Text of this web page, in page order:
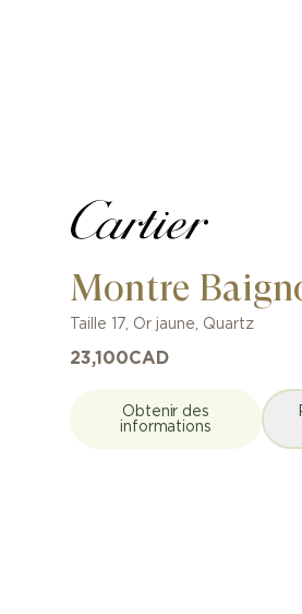
Montre
Taille 17, Or jaune, Quartz
23,100CAD
Obtenir des
informations